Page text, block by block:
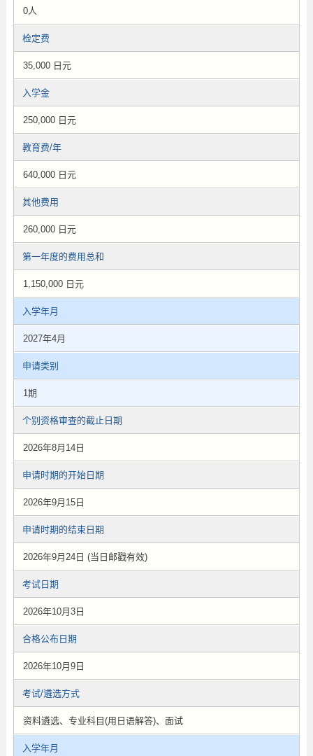
0人
检定费
35,000 日元
入学金
250,000 日元
教育费/年
640,000 日元
其他费用
260,000 日元
第一年度的费用总和
1,150,000 日元
入学年月
2027年4月
申请类别
1期
个别资格审查的截止日期
2026年8月14日
申请时期的开始日期
2026年9月15日
申请时期的结束日期
2026年9月24日 (当日邮戳有效)
考试日期
2026年10月3日
合格公布日期
2026年10月9日
考试/遴选方式
资料遴选、专业科目(用日语解答)、面试
入学年月